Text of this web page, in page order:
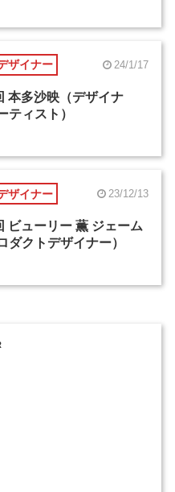
ザイナー 24/1/17
本多沙映（デザイナ
ティスト）
ザイナー 23/12/13
ビューリー 薫 ジェーム
ダクトデザイナー）